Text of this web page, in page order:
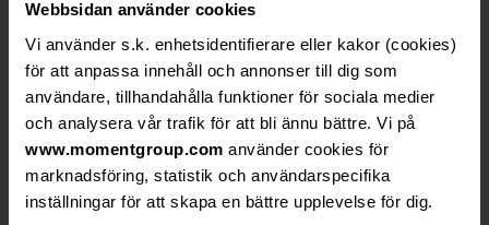
Webbsidan använder cookies
Vi använder s.k. enhetsidentifierare eller kakor (cookies)
för att anpassa innehåll och annonser till dig som
användare, tillhandahålla funktioner för sociala medier
och analysera vår trafik för att bli ännu bättre. Vi på
www.momentgroup.com använder cookies för
marknadsföring, statistik och användarspecifika
inställningar för att skapa en bättre upplevelse för dig.
medel och förvärvet beräknas ha positiv
resultatpåverkan senast 2011.
I det interna arbetet har en strategiöversyn påbörjats.
2E Group har under det senaste året genomgått en
omfattande expansion där nya koncept, arenor och
kompetenser integrerats. Med utgångspunkt i
verksamhetens nya möjligheter och med fortsatt
fokus på underhållning, upplevelser och möten